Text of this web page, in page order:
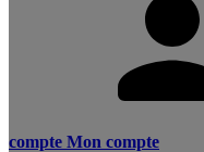
compte Mon compte